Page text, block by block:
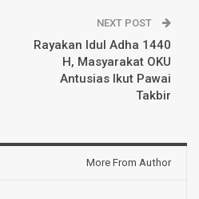
NEXT POST
Rayakan Idul Adha 1440
H, Masyarakat OKU
Antusias Ikut Pawai
Takbir
More From Author